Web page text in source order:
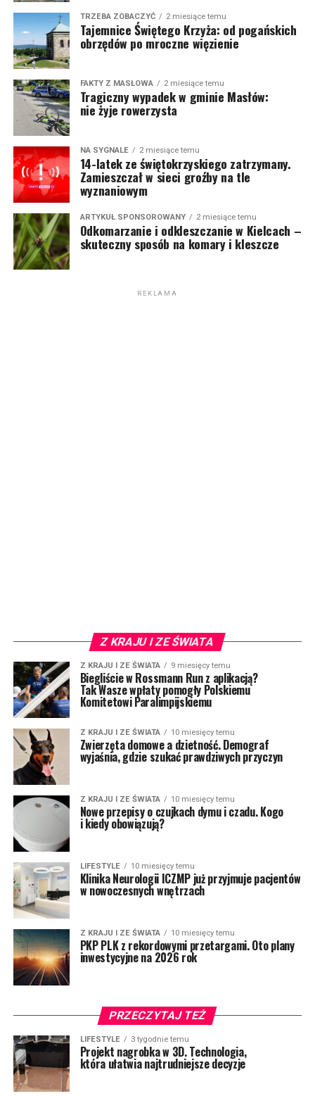
TRZEBA ZOBACZYĆ 2 miesiące temu
Tajemnice Świętego Krzyża: od pogańskich
obrzędów po mroczne więzienie
FAKTY Z MASŁOWA 2 miesiące temu
Tragiczny wypadek w gminie Masłów:
nie żyje rowerzysta
NA SYGNALE 2 miesiące temu
14-latek ze świętokrzyskiego zatrzymany.
Zamieszczał w sieci groźby na tle
wyznaniowym
ARTYKUŁ SPONSOROWANY 2 miesiące temu
Odkomarzanie i odkleszczanie w Kielcach –
skuteczny sposób na komary i kleszcze
REKLAMA
Z KRAJU I ZE ŚWIATA
Z KRAJU I ZE ŚWIATA 9 miesięcy temu
Biegliście w Rossmann Run z aplikacją?
Tak Wasze wpłaty pomogły Polskiemu
Komitetowi Paralimpijskiemu
Z KRAJU I ZE ŚWIATA 10 miesięcy temu
Zwierzęta domowe a dzietność. Demograf
wyjaśnia, gdzie szukać prawdziwych przyczyn
Z KRAJU I ZE ŚWIATA 10 miesięcy temu
Nowe przepisy o czujkach dymu i czadu. Kogo
i kiedy obowiązują?
LIFESTYLE 10 miesięcy temu
Klinika Neurologii ICZMP już przyjmuje pacjentów
w nowoczesnych wnętrzach
Z KRAJU I ZE ŚWIATA 10 miesięcy temu
PKP PLK z rekordowymi przetargami. Oto plany
inwestycyjne na 2026 rok
PRZECZYTAJ TEŻ
LIFESTYLE 3 tygodnie temu
Projekt nagrobka w 3D. Technologia,
która ułatwia najtrudniejsze decyzje